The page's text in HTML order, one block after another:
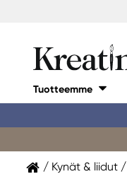
Tuotteemme
Kynät & liidut